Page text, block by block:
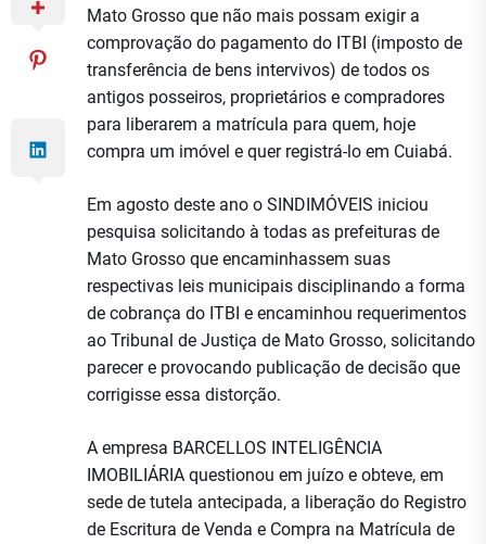
Mato Grosso que não mais possam exigir a
comprovação do pagamento do ITBI (imposto de
transferência de bens intervivos) de todos os
antigos posseiros, proprietários e compradores
para liberarem a matrícula para quem, hoje
compra um imóvel e quer registrá-lo em Cuiabá.
Em agosto deste ano o SINDIMÓVEIS iniciou
pesquisa solicitando à todas as prefeituras de
Mato Grosso que encaminhassem suas
respectivas leis municipais disciplinando a forma
de cobrança do ITBI e encaminhou requerimentos
ao Tribunal de Justiça de Mato Grosso, solicitando
parecer e provocando publicação de decisão que
corrigisse essa distorção.
A empresa BARCELLOS INTELIGÊNCIA
IMOBILIÁRIA questionou em juízo e obteve, em
sede de tutela antecipada, a liberação do Registro
de Escritura de Venda e Compra na Matrícula de